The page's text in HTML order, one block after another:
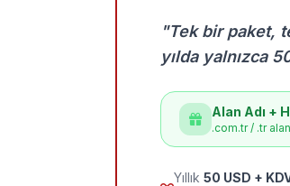
"Tek bir paket,
yılda yalnızca
Alan Adı +
.com.tr / .tr
Yıllık 50 USD +